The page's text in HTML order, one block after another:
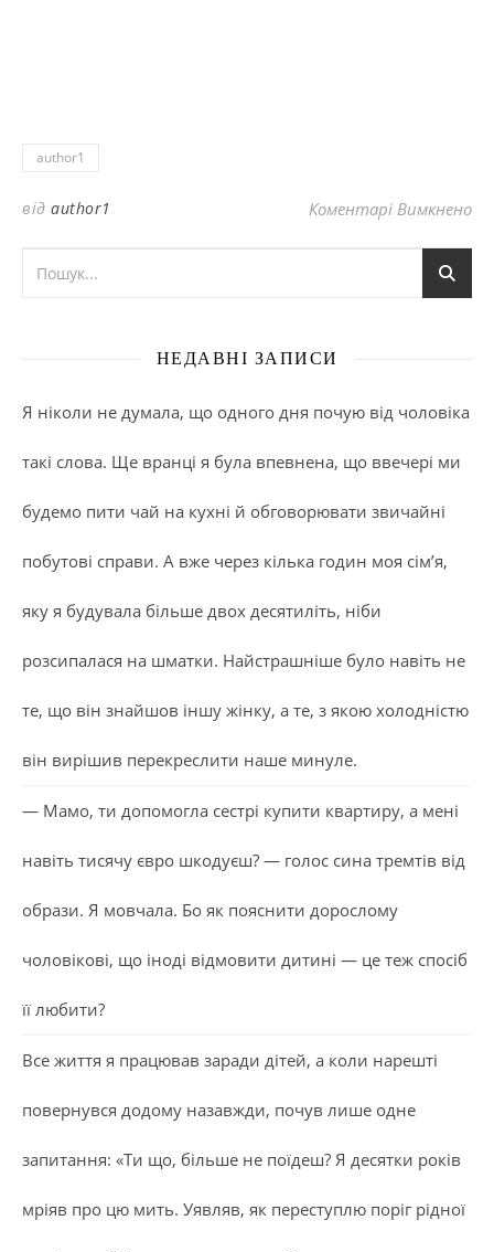
author1
від author1 Коментарі Вимкненодо
НЕДАВНІ ЗАПИСИ
Я ніколи не думала, що одного дня почую від чоловіка
такі слова. Ще вранці я була впевнена, що ввечері ми
будемо пити чай на кухні й обговорювати звичайні
побутові справи. А вже через кілька годин моя сім’я,
яку я будувала більше двох десятиліть, ніби
розсипалася на шматки. Найстрашніше було навіть не
те, що він знайшов іншу жінку, а те, з якою холодністю
він вирішив перекреслити наше минуле.
— Мамо, ти допомогла сестрі купити квартиру, а мені
навіть тисячу євро шкодуєш? — голос сина тремтів від
образи. Я мовчала. Бо як пояснити дорослому
чоловікові, що іноді відмовити дитині — це теж спосіб
її любити?
Все життя я працював заради дітей, а коли нарешті
повернувся додому назавжди, почув лише одне
запитання: «Ти що, більше не поїдеш? Я десятки років
мріяв про цю мить. Уявляв, як переступлю поріг рідної